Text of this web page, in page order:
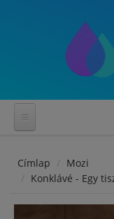
Címlap
Mozi
Konklávé - Egy